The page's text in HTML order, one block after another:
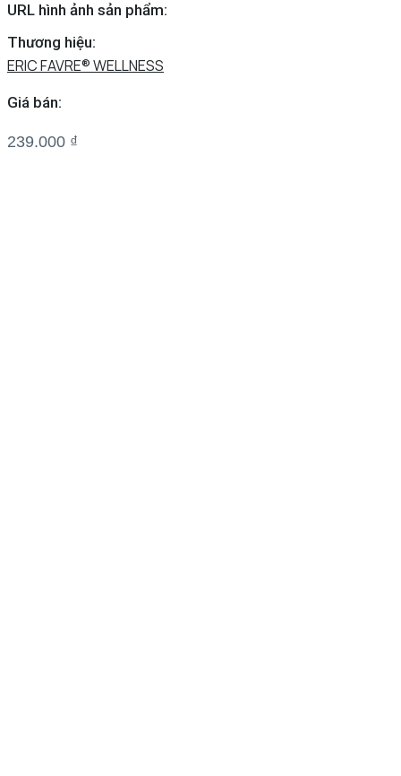
URL hình ảnh sản phẩm:
Thương hiệu:
ERIC FAVRE® WELLNESS
Giá bán:
239.000 ₫